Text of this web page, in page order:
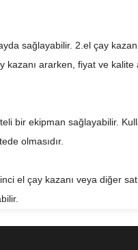
sağlayabilir. 2.el çay
kazanı ararken, fiyat ve
bir ekipman sağlayabilir.
olmasıdır.
el çay kazanı veya diğer